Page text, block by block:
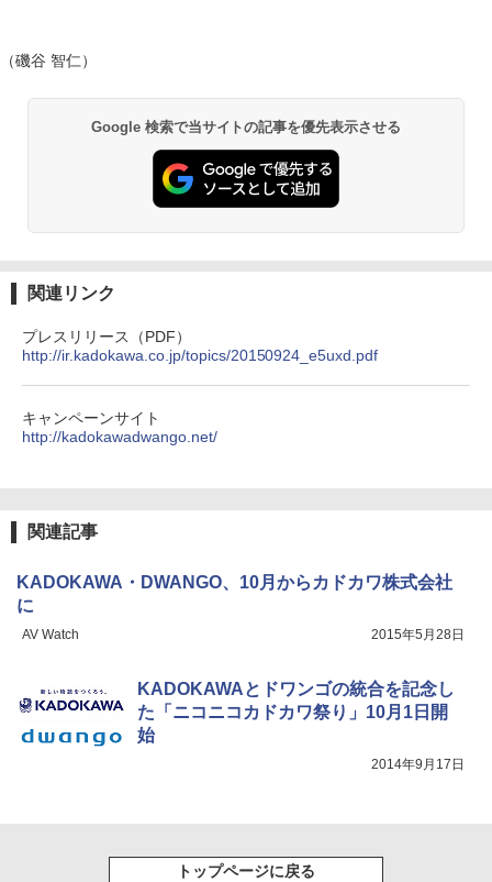
（磯谷 智仁）
Google 検索で当サイトの記事を優先表示させる
関連リンク
プレスリリース（PDF）
http://ir.kadokawa.co.jp/topics/20150924_e5uxd.pdf
キャンペーンサイト
http://kadokawadwango.net/
関連記事
KADOKAWA・DWANGO、10月からカドカワ株式会社
に
AV Watch 2015年5月28日
KADOKAWAとドワンゴの統合を記念し
た「ニコニコカドカワ祭り」10月1日開
始
2014年9月17日
トップページに戻る